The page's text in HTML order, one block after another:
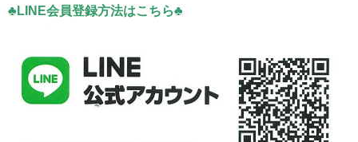
♣LINE会員登録方法はこちら♣